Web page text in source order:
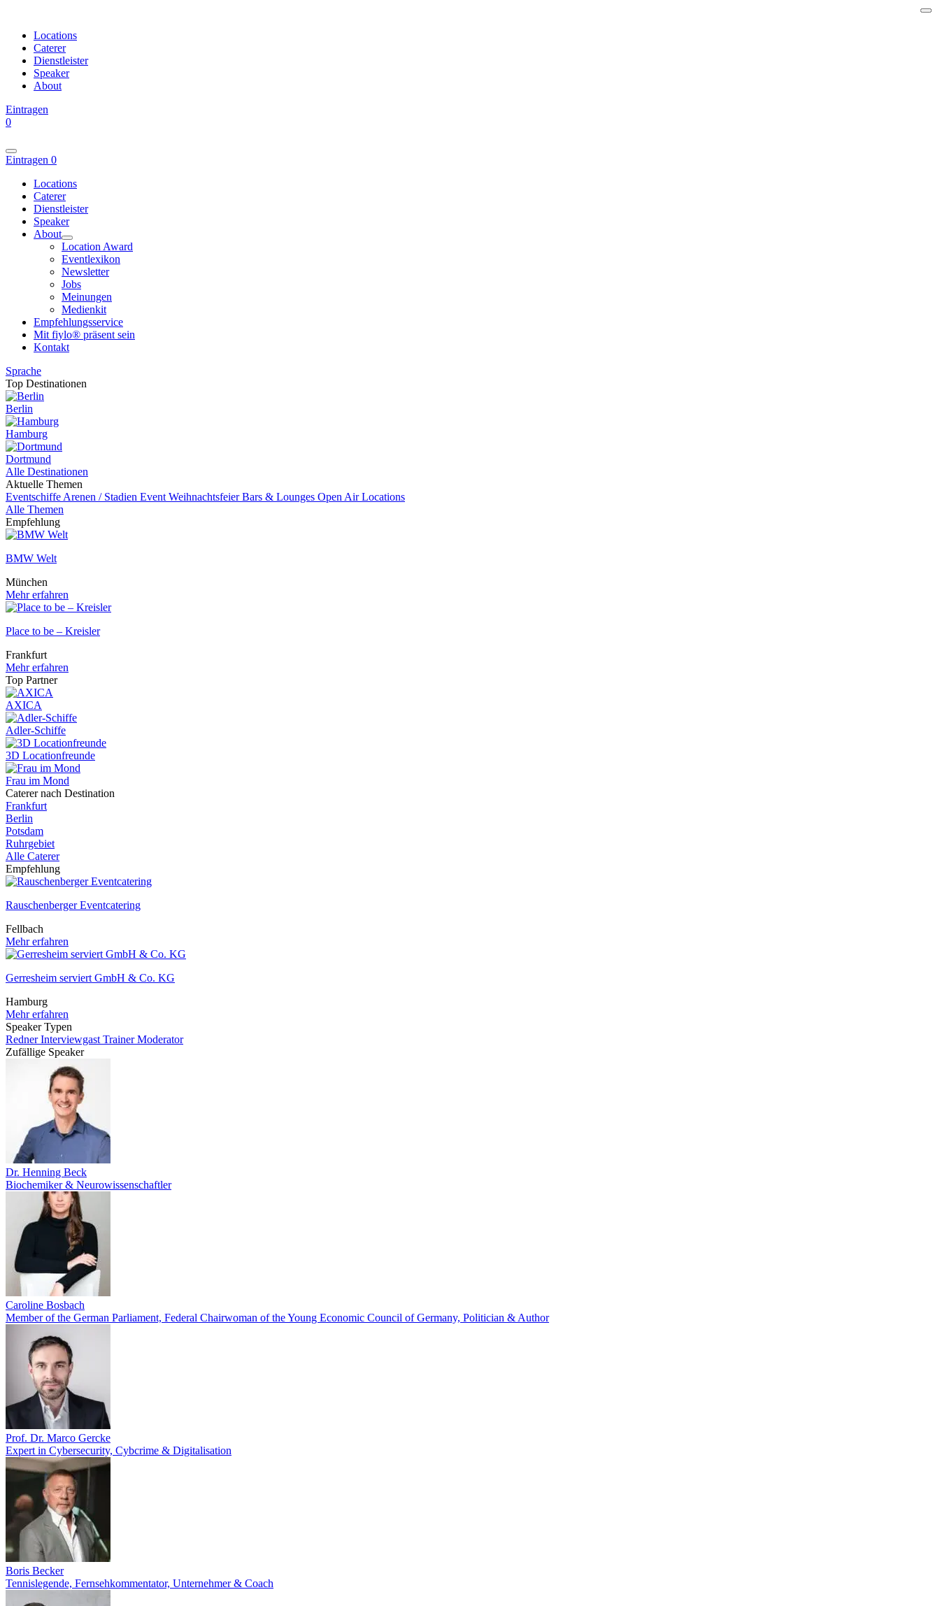
Locations
Caterer
Dienstleister
Speaker
About
Eintragen
0
Eintragen 0
Locations
Caterer
Dienstleister
Speaker
About
Location Award
Eventlexikon
Newsletter
Jobs
Meinungen
Medienkit
Empfehlungsservice
Mit fiylo® präsent sein
Kontakt
Sprache
Top Destinationen
Berlin
Hamburg
Dortmund
Alle Destinationen
Aktuelle Themen
Eventschiffe Arenen / Stadien Event WeihnachtsfeierBars & Lounges Open Air Locations
Alle Themen
Empfehlung
BMW Welt
München
Mehr erfahren
Place to be – Kreisler
Frankfurt
Mehr erfahren
Top Partner
AXICA
Adler-Schiffe
3D Locationfreunde
Frau im Mond
Caterer nach Destination
Frankfurt
Berlin
Potsdam
Ruhrgebiet
Alle Caterer
Empfehlung
Rauschenberger Eventcatering
Fellbach
Mehr erfahren
Gerresheim serviert GmbH & Co. KG
Hamburg
Mehr erfahren
Speaker Typen
RednerInterviewgast TrainerModerator
Zufällige Speaker
Dr. Henning Beck
Biochemiker & Neurowissenschaftler
Caroline Bosbach
Member of the German Parliament, Federal Chairwoman of the Young Economic Council of Germany, Politician & Author
Prof. Dr. Marco Gercke
Expert in Cybersecurity, Cybcrime & Digitalisation
Boris Becker
Tennislegende, Fernsehkommentator, Unternehmer & Coach